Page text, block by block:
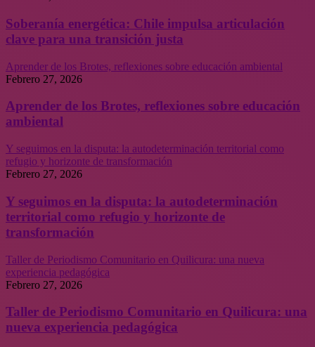
Soberanía energética: Chile impulsa articulación
clave para una transición justa
Aprender de los Brotes, reflexiones sobre educación ambiental
Febrero 27, 2026
Aprender de los Brotes, reflexiones sobre educación
ambiental
Y seguimos en la disputa: la autodeterminación territorial como
refugio y horizonte de transformación
Febrero 27, 2026
Y seguimos en la disputa: la autodeterminación
territorial como refugio y horizonte de
transformación
Taller de Periodismo Comunitario en Quilicura: una nueva
experiencia pedagógica
Febrero 27, 2026
Taller de Periodismo Comunitario en Quilicura: una
nueva experiencia pedagógica